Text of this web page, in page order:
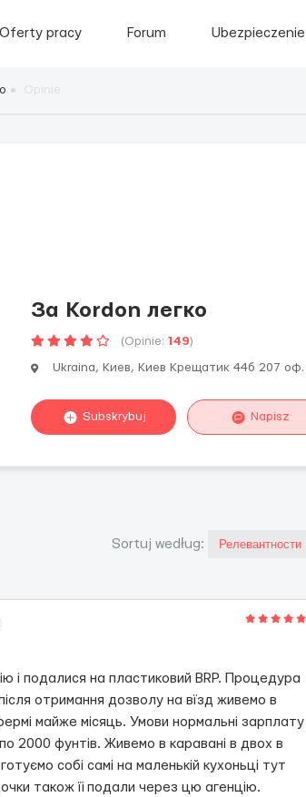
Oferty pracy Forum Ubezpieczenie
За Kordon легко
(Opinie: 149)
Ukraina, Киев, Киев Крещатик 44б 207 оф.
Subskrybuj Napisz
Sortuj według:
і подалися на пластиковий BRP. Процедура
отримання дозволу на вїзд живемо в
майже місяць. Умови нормальні зарплату
2000 фунтів. Живемо в каравані в двох в
собі самі на маленькій кухоньці тут
також її подали через цю агенцію.